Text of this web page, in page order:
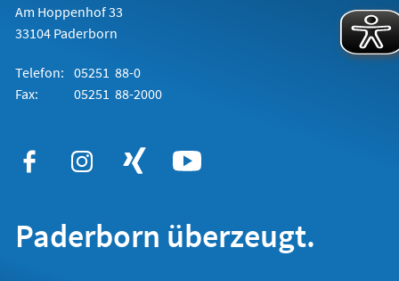
Am Hoppenhof 33
33104 Paderborn
Telefon: 05251 88-0
Fax:
05251 88-2000
Paderborn überzeugt.